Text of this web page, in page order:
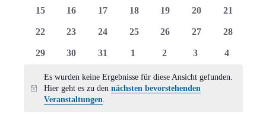
0
15
0
16
0
17
0
18
0
19
0
20
0
21
0
22
0
23
0
24
0
25
0
26
0
27
0
28
0
29
0
30
0
31
0
1
0
2
0
3
0
4
Hinweis
Es wurden keine Ergebnisse für diese Ansicht gefunden.
Hier geht es zu den nächsten bevorstehenden
Veranstaltungen.